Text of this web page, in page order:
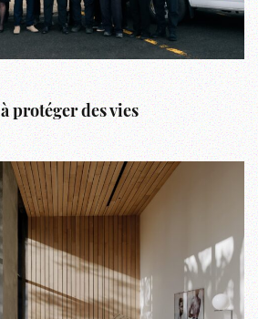
protéger des vies